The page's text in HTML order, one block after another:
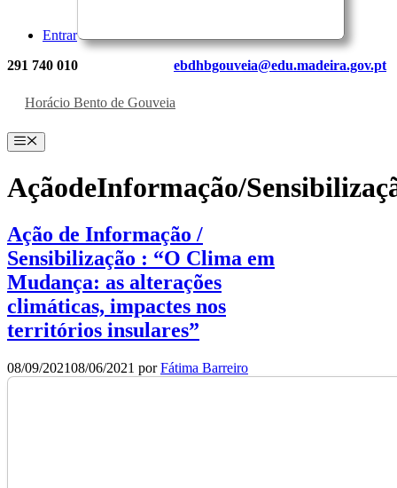
Entrar
291 740 010 ebdhbgouveia@edu.madeira.gov.pt
Horácio Bento de Gouveia
Menu
AçãodeInformação/
Ação de Informação /
Sensibilização : “O Clima em
Mudança: as alterações
climáticas, impactes nos
territórios insulares”
08/09/202108/06/2021 porFátima Barreiro